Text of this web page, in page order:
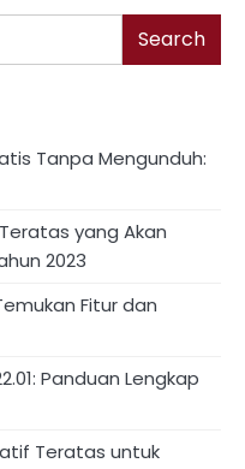
Search
Tanpa Mengunduh:
yang Akan
2023
Fitur dan
Panduan Lengkap
Teratas untuk